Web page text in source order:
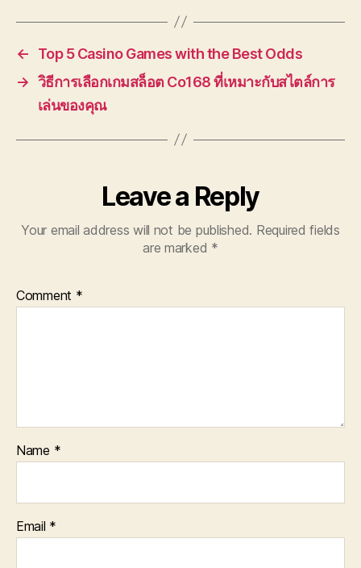
←
Top 5 Casino Games with the Best Odds
→ วิธีการเลือกเกมสล็อต Co168 ที่เหมาะกับสไตล์การ
เล่นของคุณ
Leave a Reply
Your email address will not be published. Required fields
are marked *
Comment *
Name *
Email *